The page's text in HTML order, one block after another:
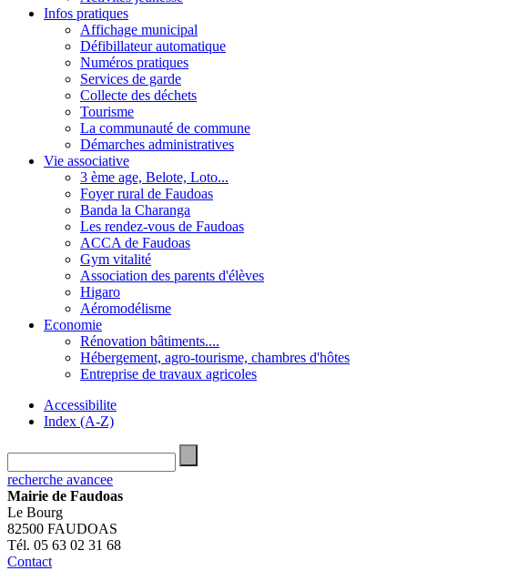
Infos pratiques
Affichage municipal
Défibillateur automatique
Numéros pratiques
Services de garde
Collecte des déchets
Tourisme
La communauté de commune
Démarches administratives
Vie associative
3 ème age, Belote, Loto...
Foyer rural de Faudoas
Banda la Charanga
Les rendez-vous de Faudoas
ACCA de Faudoas
Gym vitalité
Association des parents d'élèves
Higaro
Aéromodélisme
Economie
Rénovation bâtiments....
Hébergement, agro-tourisme, chambres d'hôtes
Entreprise de travaux agricoles
Accessibilite
Index (A-Z)
recherche avancee
Mairie de Faudoas
Le Bourg
82500 FAUDOAS
Tél. 05 63 02 31 68
Contact